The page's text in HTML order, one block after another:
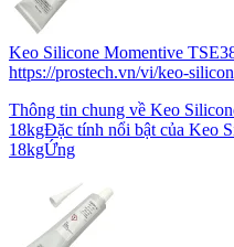
Keo Silicone Momentive
https://prostech.vn/vi/keo-
Thông tin chung về Keo
18kgĐặc tính nổi bật của Keo
18kgỨng